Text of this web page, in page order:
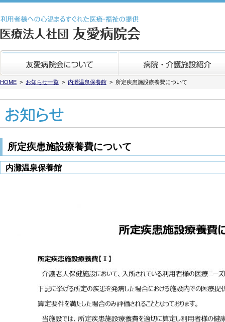
HOME > お知らせ一覧 > 内灘温泉保養館 > 所定疾患施設療養費について
所定疾患施設療養費について
内灘温泉保養館